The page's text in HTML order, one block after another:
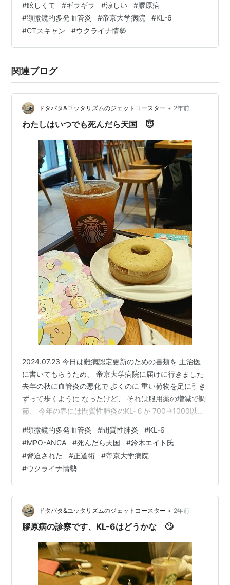
があるんですが 少し遅れてしまった😅 K先生「KL-６が
上がったなあ。どうしようか。」 KL-６とは肺胞の一番
外にある酸素を取り入れる 間質という部分の細胞の死ん
だ数です 死ぬ細胞もあれば生まれる細胞もありで、 普通
…
#眩しくて #ギラギラ #涼しい #膠原病
#顕微鏡的多発血管炎 #帝京大学病院 #KL-6
#CTスキャン #ウクライナ情勢
関連ブログ
ドタバタ&ユッタリズムのジェットコースター • 2年前
わたしはいつでも死んだら天国 😇
2024.07.23 今日は難病認定更新のための書類を 主治医
に書いてもらうため、 帝京大学病院に届けに行きました
去年の秋に血管炎の悪化で 歩くのに 重い荷物を足に引き
ずって歩くように なったけど、 それは服用薬の増減で調
節、 今年の春には間質性肺炎のKL-６が 700→1000以上
吸困難は出てない。 以前は病気の姿ってカッコ悪いと感
じてたけど、 いざ自分がなってみると、 手負いのオオカ
ミに思えます😁 100才には行かないと思ってます😁 この
世を精一杯生きて、 死んだら 天国まっしぐら 自分の心
を見れば 「清い神様から見たら こんなドロド…
#顕微鏡的多発血管炎 #間質性肺炎 #KL-6
#MPO-ANCA #死んだら天国 #鈴木エイト氏
#脅迫された #正道術 #帝京大学病院
#ウクライナ情勢
ドタバタ&ユッタリズムのジェットコースター • 2年前
膠原病の診察です、KL-6はどうかな 🙄